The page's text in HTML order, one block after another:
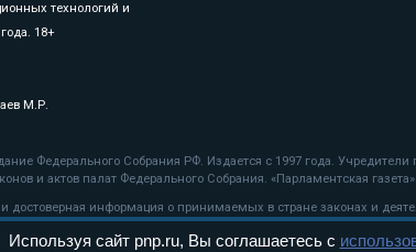
технологий и
18+
М.Р.
Федерального Собрания РФ. Издается с 1997 года.
и актов палат Федерального Собрания. «Парламентская
достоверная информация о принимаемых в стране законах и
Используя сайт pnp.ru, Вы соглашаетесь с